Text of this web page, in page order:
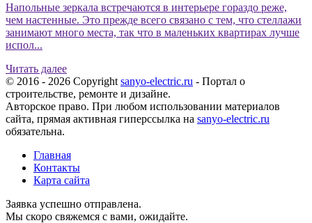
Напольные зеркала встречаются в интерьере гораздо реже,
чем настенные. Это прежде всего связано с тем, что стеллажи
занимают много места, так что в маленьких квартирах лучше
испол...
Читать далее
© 2016 - 2026 Copyright sanyo-electric.ru - Портал о
строительстве, ремонте и дизайне.
Авторское право. При любом использовании материалов
сайта, прямая активная гиперссылка на sanyo-electric.ru
обязательна.
Главная
Контакты
Карта сайта
Заявка успешно отправлена.
Мы скоро свяжемся с вами, ожидайте.